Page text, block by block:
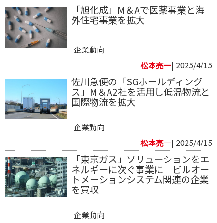
「旭化成」M＆Aで医薬事業と海
外住宅事業を拡大
企業動向
松本亮一| 2025/4/15
佐川急便の「SGホールディング
ス」M＆A2社を活用し低温物流と
国際物流を拡大
企業動向
松本亮一| 2025/4/15
「東京ガス」ソリューションをエ
ネルギーに次ぐ事業に ビルオー
トメーションシステム関連の企業
を買収
企業動向